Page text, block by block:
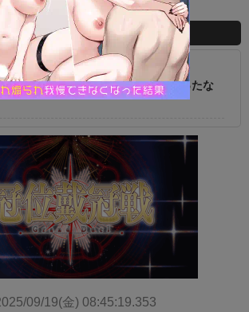
グ
オルタニキは欲しいもの全部もらったな
09/19(金) 08:45:19.353